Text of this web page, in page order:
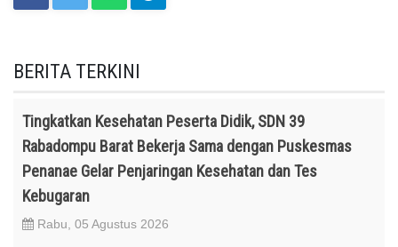
BERITA TERKINI
Tingkatkan Kesehatan Peserta Didik, SDN 39
Rabadompu Barat Bekerja Sama dengan Puskesmas
Penanae Gelar Penjaringan Kesehatan dan Tes
Kebugaran
Rabu, 05 Agustus 2026